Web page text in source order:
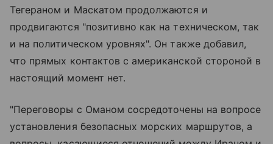
Тегераном и Маскатом продолжаются и
продвигаются "позитивно как на техническом, так
и на политическом уровнях". Он также добавил,
что прямых контактов с американской стороной в
настоящий момент нет.
"Переговоры с Оманом сосредоточены на вопросе
установления безопасных морских маршрутов, а